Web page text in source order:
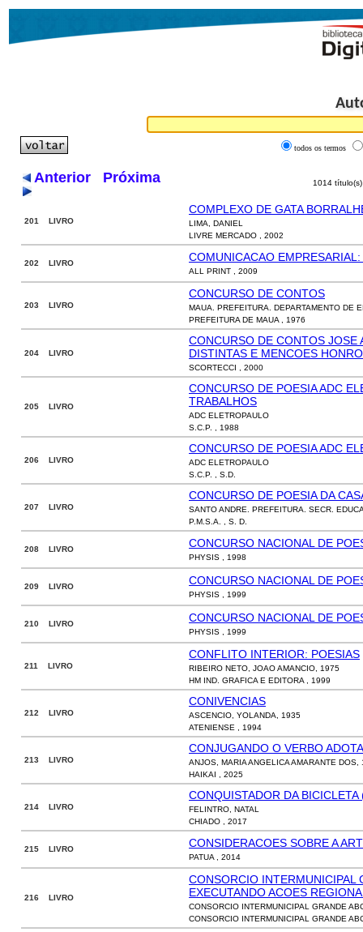
todos os termos
Anterior Próxima 1014
201 LIVRO
COMPLEXO DE GATA
LIMA, DANIEL
LIVRE MERCADO , 2002
202 LIVRO COMUNICACAO
ALL PRINT , 2009
203 LIVRO
CONCURSO DE CONTOS
MAUA. PREFEITURA. DEPARTAMENTO DE
PREFEITURA DE MAUA , 1976
204 LIVRO
CONCURSO DE CONTOS JOSE
DISTINTAS E MENCOES
SCORTECCI , 2000
205 LIVRO
CONCURSO DE POESIA ADC
TRABALHOS
ADC ELETROPAULO
S.C.P. , 1988
206 LIVRO
CONCURSO DE POESIA ADC
ADC ELETROPAULO
S.C.P. , S.D.
207 LIVRO
CONCURSO DE POESIA DA
SANTO ANDRE. PREFEITURA. SECR.
P.M.S.A. , S. D.
208 LIVRO CONCURSO NACIONAL DE
PHYSIS , 1998
209 LIVRO CONCURSO NACIONAL DE
PHYSIS , 1999
210 LIVRO CONCURSO NACIONAL DE
PHYSIS , 1999
211 LIVRO
CONFLITO INTERIOR: POESIAS
RIBEIRO NETO, JOAO AMANCIO, 1975
HM IND. GRAFICA E EDITORA , 1999
212 LIVRO
CONIVENCIAS
ASCENCIO, YOLANDA, 1935
ATENIENSE , 1994
213 LIVRO
CONJUGANDO O VERBO
ANJOS, MARIA ANGELICA AMARANTE DOS,
HAIKAI , 2025
214 LIVRO
CONQUISTADOR DA BICICLETA
FELINTRO, NATAL
CHIADO , 2017
215 LIVRO CONSIDERACOES SOBRE A
PATUA , 2014
216 LIVRO
CONSORCIO INTERMUNICIPAL
EXECUTANDO ACOES
CONSORCIO INTERMUNICIPAL GRANDE
CONSORCIO INTERMUNICIPAL GRANDE